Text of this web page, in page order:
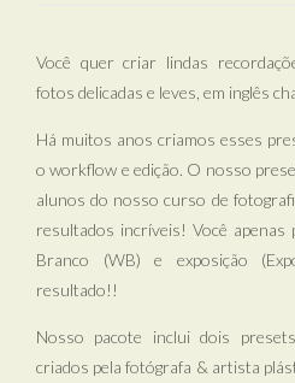
Você quer criar lindas
fotos delicadas e leves, em inglês
Há muitos anos criamos esses
o workflow e edição. O nosso
alunos do nosso curso de
resultados incríveis! Você apenas
Branco (WB) e exposição
resultado!!
Nosso pacote inclui dois
criados pela fotógrafa & artista